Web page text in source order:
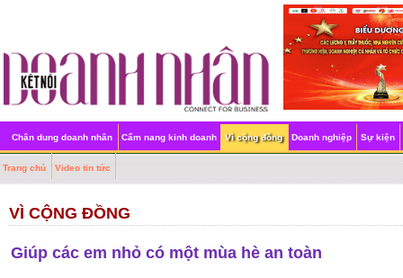
Chân dung doanh nhân Cẩm nang kinh doanh Vì cộng đồng Doanh nghiệp Sự kiện
Trang chủ Video tin tức
VÌ CỘNG ĐỒNG
Giúp các em nhỏ có một mùa hè an toàn